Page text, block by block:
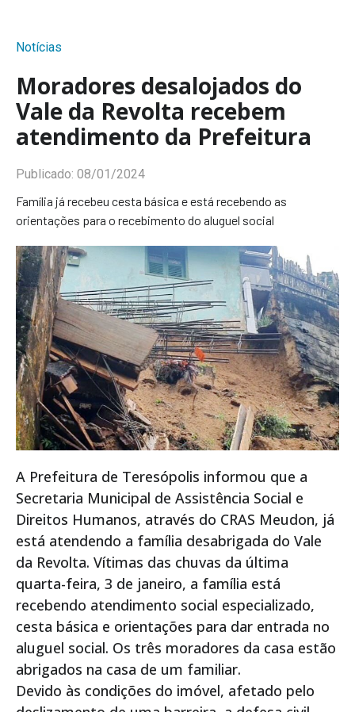
Notícias
Moradores desalojados do
Vale da Revolta recebem
atendimento da Prefeitura
Publicado: 08/01/2024
Família já recebeu cesta básica e está recebendo as
orientações para o recebimento do aluguel social
A Prefeitura de Teresópolis informou que a
Secretaria Municipal de Assistência Social e
Direitos Humanos, através do CRAS Meudon, já
está atendendo a família desabrigada do Vale
da Revolta. Vítimas das chuvas da última
quarta-feira, 3 de janeiro, a família está
recebendo atendimento social especializado,
cesta básica e orientações para dar entrada no
aluguel social. Os três moradores da casa estão
abrigados na casa de um familiar.
Devido às condições do imóvel, afetado pelo